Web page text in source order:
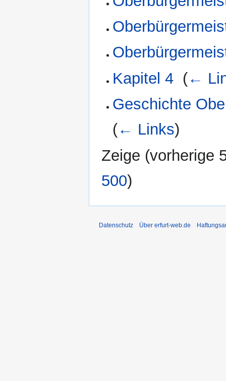
Kapitel 4 (←
Geschichte
(← Links)
Zeige (vorherige
500)
Datenschutz Über erfurt-web.de